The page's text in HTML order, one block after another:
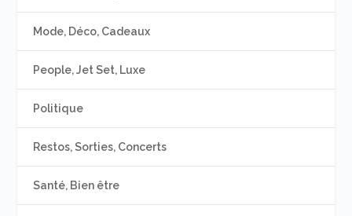
Mode, Déco, Cadeaux
People, Jet Set, Luxe
Politique
Restos, Sorties, Concerts
Santé, Bien être